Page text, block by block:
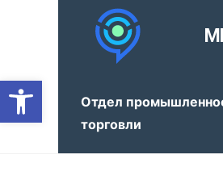
Открыть панель
Отдел
торговли